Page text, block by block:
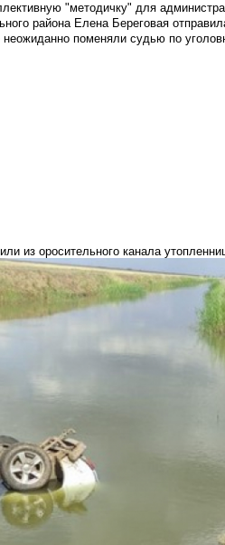
"методичку" для
района Елена Береговая
поменяли судью по
из оросительного канала